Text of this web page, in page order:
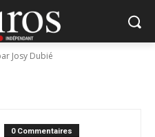
Josy Dubié
0 Commentaires